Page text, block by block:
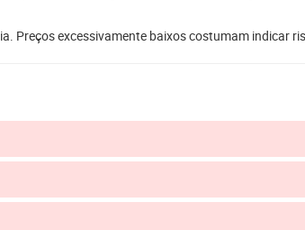
Preços excessivamente baixos costumam indicar